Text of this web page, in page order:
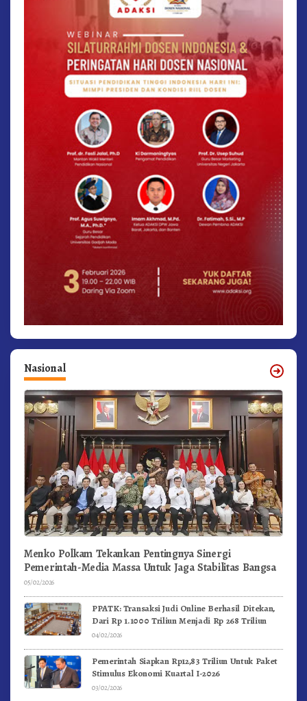
Nasional
Menko Polkam Tekankan Pentingnya Sinergi
Pemerintah-Media Massa Untuk Jaga Stabilitas Bangsa
05/02/2026
PPATK: Transaksi Judi Online Berhasil Ditekan,
Dari Rp 1.1000 Triliun Menjadi Rp 268 Triliun
04/02/2026
Pemerintah Siapkan Rp12,83 Triliun Untuk Paket
Stimulus Ekonomi Kuartal I-2026
03/02/2026